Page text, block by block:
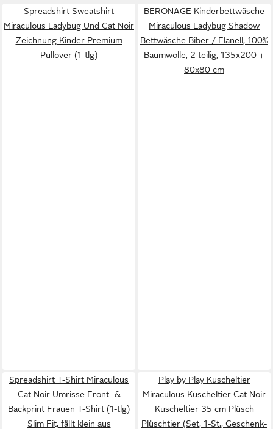
Spreadshirt Sweatshirt
Miraculous Ladybug Und Cat Noir
Zeichnung Kinder Premium
Pullover (1-tlg)
BERONAGE Kinderbettwäsche
Miraculous Ladybug Shadow
Bettwäsche Biber / Flanell, 100%
Baumwolle, 2 teilig, 135x200 +
80x80 cm
Spreadshirt T-Shirt Miraculous
Cat Noir Umrisse Front- &
Backprint Frauen T-Shirt (1-tlg)
Slim Fit, fällt klein aus
Play by Play Kuscheltier
Miraculous Kuscheltier Cat Noir
Kuscheltier 35 cm Plüsch
Plüschtier (Set, 1-St., Geschenk-